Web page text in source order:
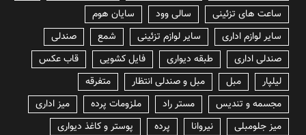
ساعت های تزئینی
سالی وود
سایان هوم
سایر لوازم اداری
سایر لوازم تزئینی شمع
صندلی
صندلی اداری
طبقه دیواری فایل کشویی
قاب عکس
لیلپار
مبل مبل و صندلی انتظار
متفرقه
مجسمه و تندیس
مستر راد ملزومات پرده
میز اداری
میز جلومبلی
نیروانا پرده
پوستر و کاغذ دیواری